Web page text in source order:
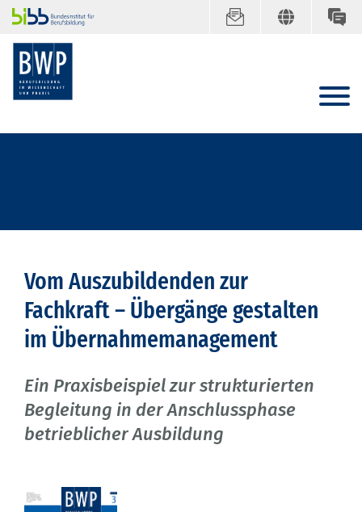
Vom Auszubildenden zur
Fachkraft – Übergänge gestalten
im Übernahmemanagement
Ein Praxisbeispiel zur strukturierten
Begleitung in der Anschlussphase
betrieblicher Ausbildung